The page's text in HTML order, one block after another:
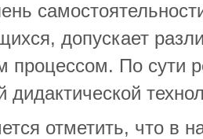
допускает
процессом. По сути
дидактической
отметить, что в